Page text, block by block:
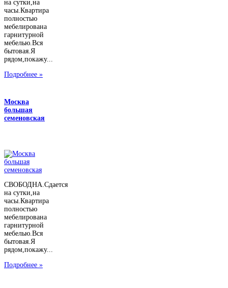
на сутки,на
часы.Квартира
полностью
мебелирована
гарнитурной
мебелью.Вся
бытовая.Я
рядом,покажу...
Подробнее »
Москва
большая
семеновская
СВОБОДНА.Сдается
на сутки,на
часы.Квартира
полностью
мебелирована
гарнитурной
мебелью.Вся
бытовая.Я
рядом,покажу...
Подробнее »